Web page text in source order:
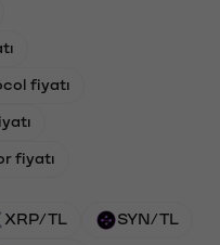
fiyatı
fiyatı
XRP/TL SYN/TL